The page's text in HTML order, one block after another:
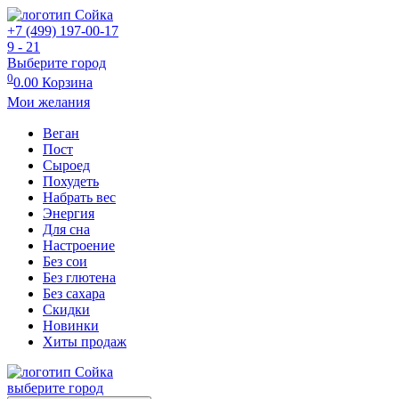
+7 (499) 197-00-17
9 - 21
Выберите город
00.00 Корзина
Мои желания
Веган
Пост
Сыроед
Похудеть
Набрать вес
Энергия
Для сна
Настроение
Без сои
Без глютена
Без сахара
Скидки
Новинки
Хиты продаж
выберите город